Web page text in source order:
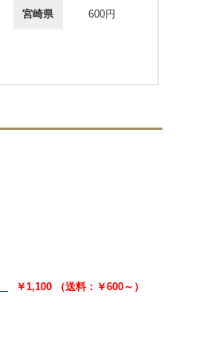
宮崎県 600円
￥1,100 （送料：￥600～）